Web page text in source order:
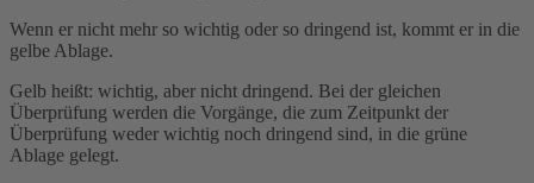
Wenn er nicht mehr so wichtig oder so dringend ist, kommt er in die
gelbe Ablage.
Gelb heißt: wichtig, aber nicht dringend. Bei der gleichen
Überprüfung werden die Vorgänge, die zum Zeitpunkt der
Überprüfung weder wichtig noch dringend sind, in die grüne
Ablage gelegt.